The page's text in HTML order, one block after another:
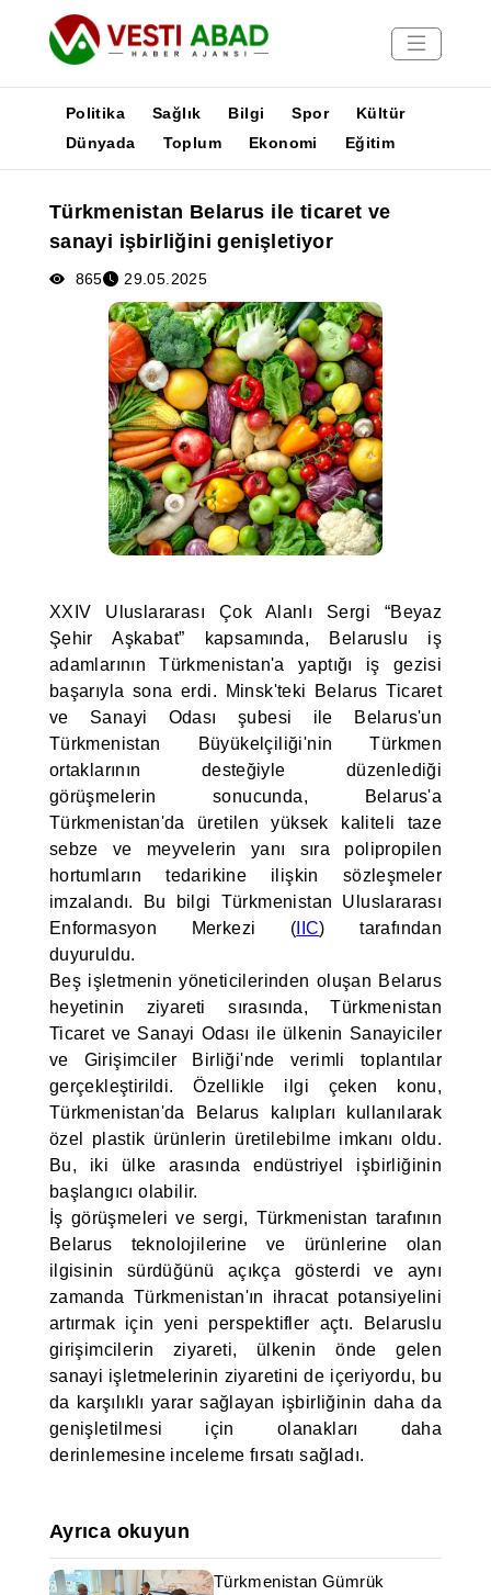
Yayınlar
Medya
Poster
Politika Sağlık Bilgi Spor
Kültür
Dünyada
Toplum Ekonomi Eğitim
Türkmenistan Belarus ile ticaret ve
sanayi işbirliğini genişletiyor
865 29.05.2025
XXIV Uluslararası Çok Alanlı Sergi “Beyaz
Şehir Aşkabat” kapsamında, Belaruslu iş
adamlarının Türkmenistan'a yaptığı iş gezisi
başarıyla sona erdi. Minsk'teki Belarus Ticaret
ve Sanayi Odası şubesi ile Belarus'un
Türkmenistan Büyükelçiliği'nin Türkmen
ortaklarının desteğiyle düzenlediği
görüşmelerin sonucunda, Belarus'a
Türkmenistan'da üretilen yüksek kaliteli taze
sebze ve meyvelerin yanı sıra polipropilen
hortumların tedarikine ilişkin sözleşmeler
imzalandı. Bu bilgi Türkmenistan Uluslararası
Enformasyon Merkezi ( IIC) tarafından
duyuruldu.
Beş işletmenin yöneticilerinden oluşan Belarus
heyetinin ziyareti sırasında, Türkmenistan
Ticaret ve Sanayi Odası ile ülkenin Sanayiciler
ve Girişimciler Birliği'nde verimli toplantılar
gerçekleştirildi. Özellikle ilgi çeken konu,
Türkmenistan'da Belarus kalıpları kullanılarak
özel plastik ürünlerin üretilebilme imkanı oldu.
Bu, iki ülke arasında endüstriyel işbirliğinin
başlangıcı olabilir.
İş görüşmeleri ve sergi, Türkmenistan tarafının
Belarus teknolojilerine ve ürünlerine olan
ilgisinin sürdüğünü açıkça gösterdi ve aynı
zamanda Türkmenistan'ın ihracat potansiyelini
artırmak için yeni perspektifler açtı. Belaruslu
girişimcilerin ziyareti, ülkenin önde gelen
sanayi işletmelerinin ziyaretini de içeriyordu, bu
da karşılıklı yarar sağlayan işbirliğinin daha da
genişletilmesi için olanakları daha
derinlemesine inceleme fırsatı sağladı.
Ayrıca okuyun
Türkmenistan Gümrük